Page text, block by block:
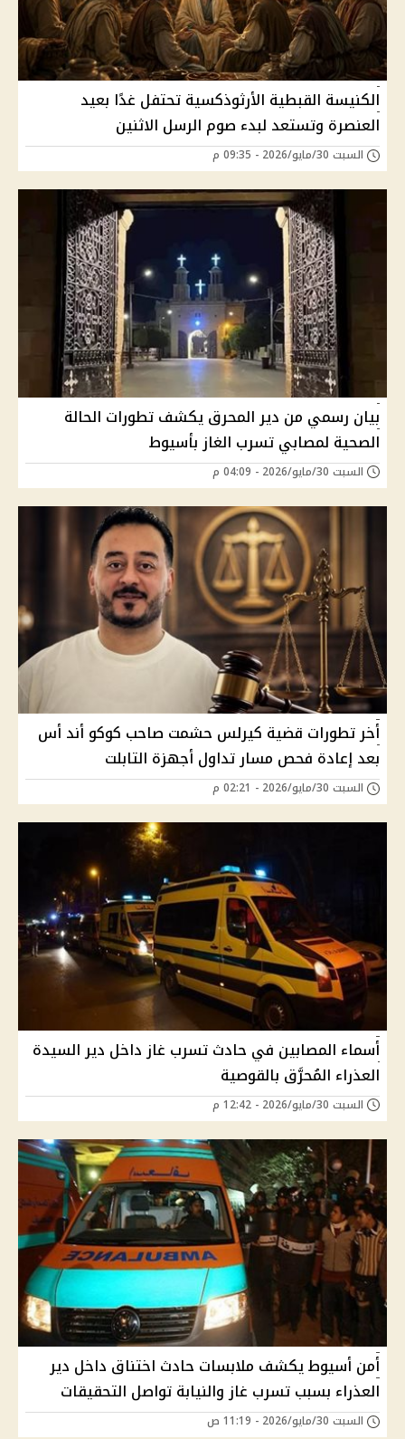
الكنيسة القبطية الأرثوذكسية تحتفل غدًا بعيد
العنصرة وتستعد لبدء صوم الرسل الاثنين
السبت 30/مايو/2026 - 09:35 م
بيان رسمي من دير المحرق يكشف تطورات الحالة
الصحية لمصابي تسرب الغاز بأسيوط
السبت 30/مايو/2026 - 04:09 م
أخر تطورات قضية كيرلس حشمت صاحب كوكو أند أس
بعد إعادة فحص مسار تداول أجهزة التابلت
السبت 30/مايو/2026 - 02:21 م
أسماء المصابين في حادث تسرب غاز داخل دير السيدة
العذراء المُحرَّق بالقوصية
السبت 30/مايو/2026 - 12:42 م
أمن أسيوط يكشف ملابسات حادث اختناق داخل دير
العذراء بسبب تسرب غاز والنيابة تواصل التحقيقات
السبت 30/مايو/2026 - 11:19 ص